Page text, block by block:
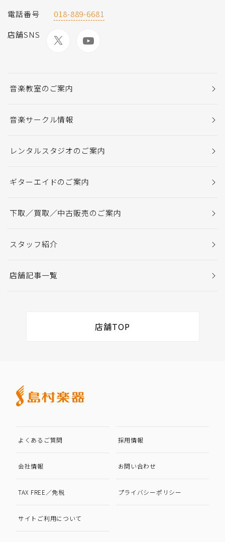
電話番号
018-889-6681
店舗SNS
音楽教室のご案内
音楽サークル情報
レンタルスタジオのご案内
ギターエイドのご案内
下取／買取／中古販売のご案内
スタッフ紹介
店舗記事一覧
店舗TOP
よくあるご質問 採用情報
会社情報 お問い合わせ
TAX FREE／免税 プライバシーポリシー
サイトご利用について